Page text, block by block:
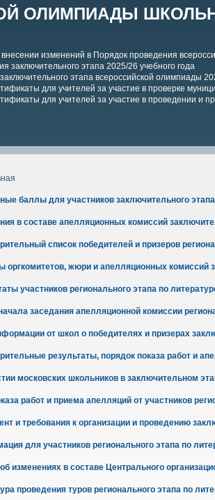
ОЛИМПИАДЫ
внесении изменений в Порядок проведения
заключительного этапа 2025/26 учебного года
этапа всероссийской олимпиады
для учителей за участие в проверке
для учителей за участие в проведении и
баллы для участников заключительного
в составе апелляционных комиссий
список победителей и призеров
оргкомитетов, жюри и апелляционных комиссий
участников регионального этапа по
заседания апелляционной комиссии
от школ о победителях и призерах
результаты, порядок показа работ и
московских школьников в заключительном
работ и приема апелляций от участников
и требования к организации и проведению
для участников регионального этапа по
изменениях в составе Центрального
проведения туров регионального этапа по